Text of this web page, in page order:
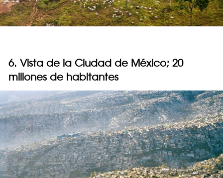
6. Vista de la Ciudad de México; 20
millones de habitantes